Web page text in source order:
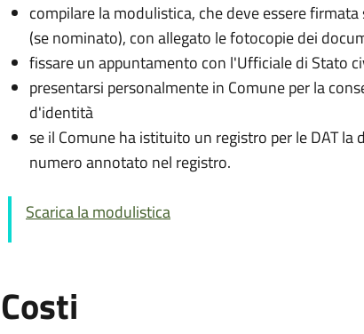
compilare la modulistica, che deve essere
(se nominato), con allegato le fotocopie dei
fissare un appuntamento con l'Ufficiale di Stato
presentarsi personalmente in Comune per la
d'identità
se il Comune ha istituito un registro per le DAT
numero annotato nel registro.
Scarica la modulistica
Costi